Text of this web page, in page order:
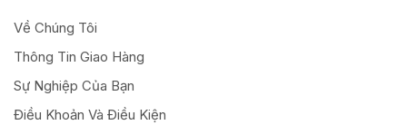
Về Chúng Tôi
Thông Tin Giao Hàng
Sự Nghiệp Của Bạn
Điều Khoản Và Điều Kiện